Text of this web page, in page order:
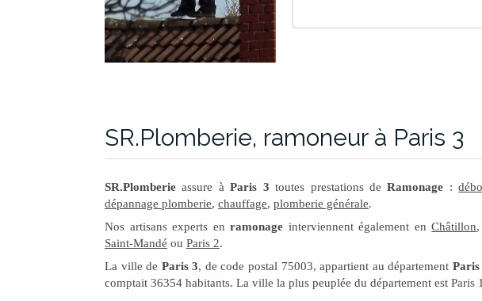
SR.Plomberie, ramoneur à Paris 3
SR.Plomberie assure àParis 3 toutes prestations deRamonage :
dépannage plomberie, chauffage, plomberie générale.
Nos artisans experts enramonage interviennent également enChâtillon,
Saint-Mandé ou Paris 2.
La ville de Paris 3, de code postal 75003, appartient au département Paris
comptait 36354 habitants. La ville la plus peuplée du département est Paris